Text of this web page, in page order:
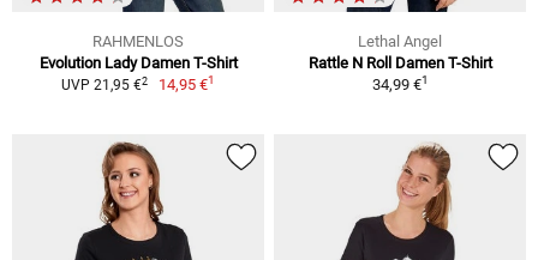
RAHMENLOS
Evolution Lady Damen T-Shirt
UVP 21,95 €2 14,95 €1
Lethal Angel
Rattle N Roll Damen T-Shirt
34,99 €1